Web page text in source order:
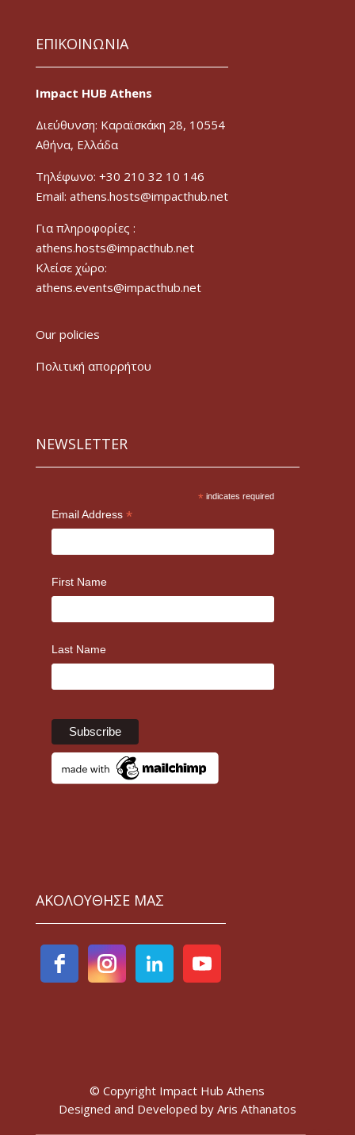
ΕΠΙΚΟΙΝΩΝΙΑ
Impact HUB Athens
Διεύθυνση: Καραϊσκάκη 28, 10554
Αθήνα, Ελλάδα
Τηλέφωνο: +30 210 32 10 146
Email: athens.hosts@impacthub.net
Για πληροφορίες :
athens.hosts@impacthub.net
Κλείσε χώρο:
athens.events@impacthub.net
Our policies
Πολιτική απορρήτου
NEWSLETTER
* indicates required
Email Address *
First Name
Last Name
ΑΚΟΛΟΥΘΗΣΕ ΜΑΣ
© Copyright Impact Hub Athens
Designed and Developed by Aris Athanatos